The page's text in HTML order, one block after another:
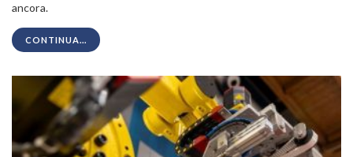
ancora.
CONTINUA...